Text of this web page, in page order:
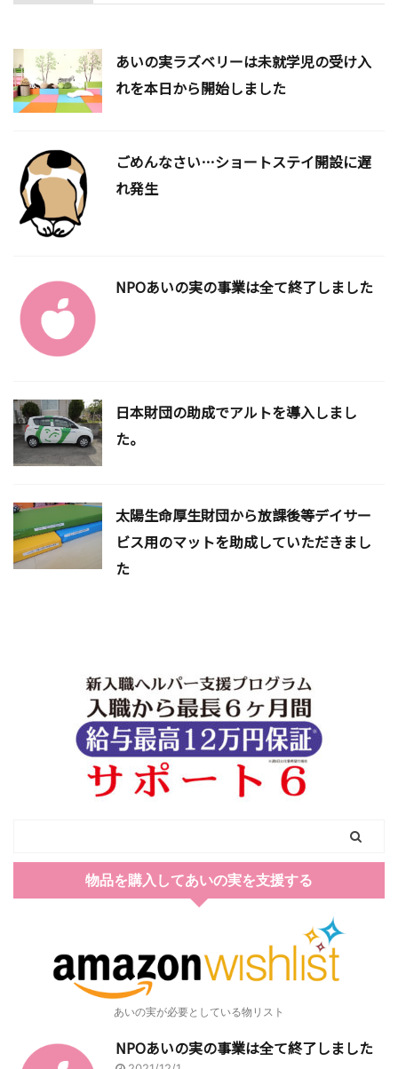
あいの実ラズベリーは未就学児の受け入
れを本日から開始しました
ごめんなさい…ショートステイ開設に遅
れ発生
NPOあいの実の事業は全て終了しました
日本財団の助成でアルトを導入しまし
た。
太陽生命厚生財団から放課後等デイサー
ビス用のマットを助成していただきまし
た
物品を購入してあいの実を支援する
あいの実が必要としている物リスト
NPOあいの実の事業は全て終了しました